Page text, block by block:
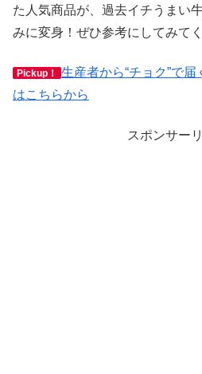
た人気商品が、過去イチうまい
みに変身！ぜひ参考にしてみて
Pickup！
生産者から“チョク”で
はこちらから
スポンサー